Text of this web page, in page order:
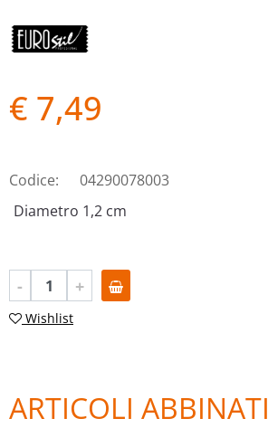
€ 7,49
Codice:
04290078003
Diametro 1,2 cm
Quantità
Wishlist
ARTICOLI ABBINATI